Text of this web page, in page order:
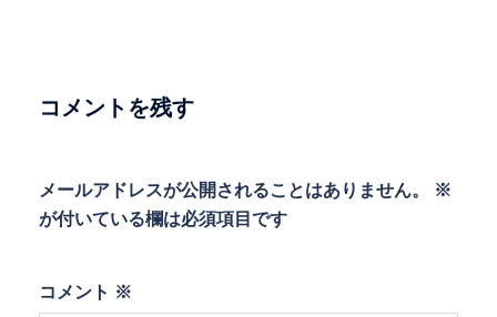
ンコメントを残す
メールアドレスが公開されることはありません。
※
が付いている欄は必須項目です
コメント ※